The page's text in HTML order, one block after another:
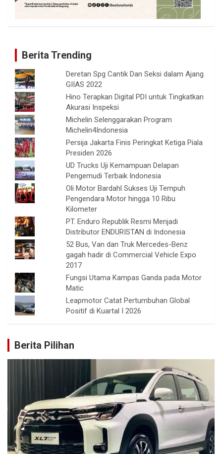
Berita Trending
Deretan Spg Cantik Dan Seksi dalam Ajang
GIIAS 2022
Hino Terapkan Digital PDI untuk Tingkatkan
Akurasi Inspeksi
Michelin Selenggarakan Program
Michelin4Indonesia
Persija Jakarta Finis Peringkat Ketiga Piala
Presiden 2026
UD Trucks Uji Kemampuan Delapan
Pengemudi Terbaik Indonesia
Oli Motor Bardahl Sukses Uji Tempuh
Pengendara Motor hingga 10 Ribu
Kilometer
PT. Enduro Republik Resmi Menjadi
Distributor ENDURISTAN di Indonesia
52 Bus, Van dan Truk Mercedes-Benz
gagah hadir di Commercial Vehicle Expo
2017
Fungsi Utama Kampas Ganda pada Motor
Matic
Leapmotor Catat Pertumbuhan Global
Positif di Kuartal I 2026
Berita Pilihan